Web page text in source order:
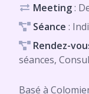
Meeting:
Séance :
Rendez-
séances,
Basé à